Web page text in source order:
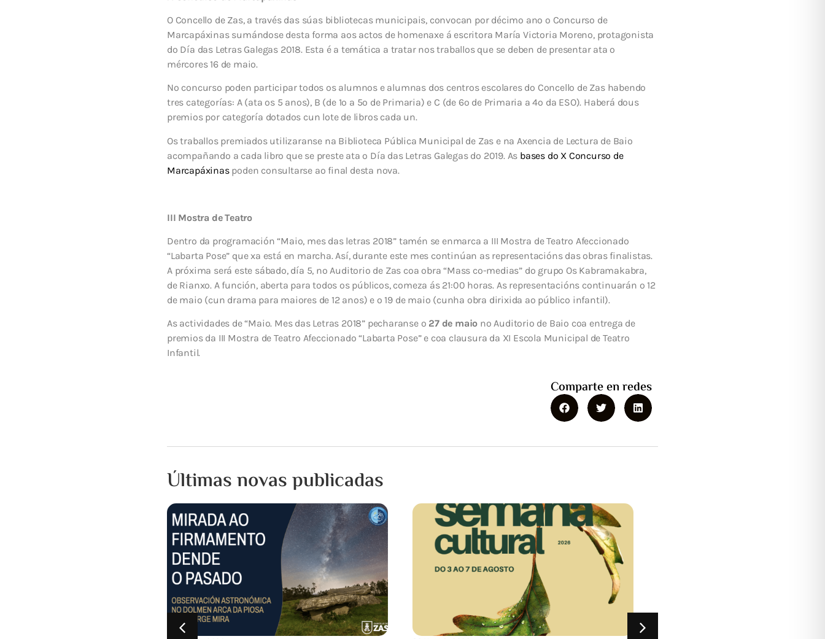
O Concello de Zas, a través das súas bibliotecas municipais, convocan por décimo ano o Concurso de
Marcapáxinas sumándose desta forma aos actos de homenaxe á escritora María Victoria Moreno, protagonista
do Día das Letras Galegas 2018. Esta é a temática a tratar nos traballos que se deben de presentar ata o
mércores 16 de maio.
No concurso poden participar todos os alumnos e alumnas dos centros escolares do Concello de Zas habendo
tres categorías: A (ata os 5 anos), B (de 1º a 5º de Primaria) e C (de 6º de Primaria a 4º da ESO). Haberá dous
premios por categoría dotados cun lote de libros cada un.
Os traballos premiados utilizaranse na Biblioteca Pública Municipal de Zas e na Axencia de Lectura de Baio
acompañando a cada libro que se preste ata o Día das Letras Galegas do 2019. As bases do X Concurso de
Marcapáxinaspoden consultarse ao final desta nova.
III Mostra de Teatro
Dentro da programación “Maio, mes das letras 2018” tamén se enmarca a III Mostra de Teatro Afeccionado
“Labarta Pose” que xa está en marcha. Así, durante este mes continúan as representacións das obras finalistas.
A próxima será este sábado, día 5, no Auditorio de Zas coa obra “Mass co-medias” do grupo Os Kabramakabra,
de Rianxo. A función, aberta para todos os públicos, comeza ás 21:00 horas. As representacións continuarán o 12
de maio (cun drama para maiores de 12 anos) e o 19 de maio (cunha obra dirixida ao público infantil).
As actividades de “Maio. Mes das Letras 2018” pecharanse o 27 de maio no Auditorio de Baio coa entrega de
premios da III Mostra de Teatro Afeccionado “Labarta Pose” e coa clausura da XI Escola Municipal de Teatro
Infantil.
Comparte en redes
Últimas novas publicadas
15 XULLO, 2026
Notificación de interrupción
programada da subministración
eléctrica
UFD Informa: Estimado/a Señor/a Con el fin de
efectuar los trabajos de mantenimiento y
desarrollo de la red eléctrica precisos ...